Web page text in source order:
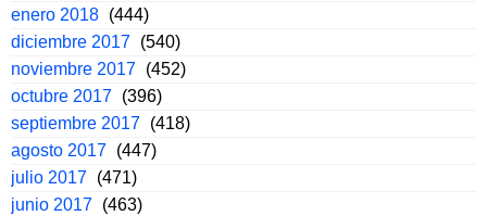
enero 2018 (444)
diciembre 2017 (540)
noviembre 2017 (452)
octubre 2017 (396)
septiembre 2017 (418)
agosto 2017 (447)
julio 2017 (471)
junio 2017 (463)